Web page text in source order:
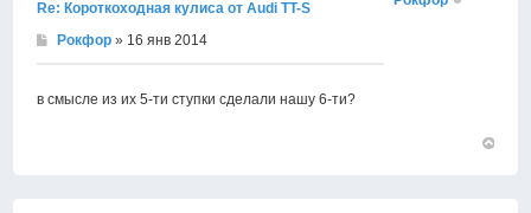
Re: Короткоходная кулиса от Audi TT-S
Рокфор » 16 янв 2014
в смысле из их 5-ти ступки сделали нашу 6-ти?